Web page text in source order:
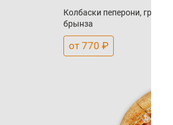
Колбаски пеперони, грибы,
брынза
от 770 ₽